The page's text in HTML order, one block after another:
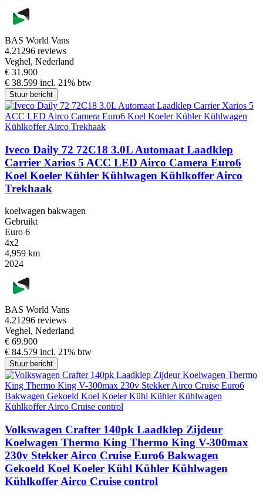
BAS World Vans
4.21296 reviews
Veghel, Nederland
€ 31.900
€ 38.599 incl. 21% btw
Stuur bericht
Iveco Daily 72 72C18 3.0L Automaat Laadklep
Carrier Xarios 5 ACC LED Airco Camera Euro6
Koel Koeler Kühler Kühlwagen Kühlkoffer Airco
Trekhaak
koelwagen bakwagen
Gebruikt
Euro 6
4x2
4,959 km
2024
BAS World Vans
4.21296 reviews
Veghel, Nederland
€ 69.900
€ 84.579 incl. 21% btw
Stuur bericht
Volkswagen Crafter 140pk Laadklep Zijdeur
Koelwagen Thermo King Thermo King V-300max
230v Stekker Airco Cruise Euro6 Bakwagen
Gekoeld Koel Koeler Kühl Kühler Kühlwagen
Kühlkoffer Airco Cruise control